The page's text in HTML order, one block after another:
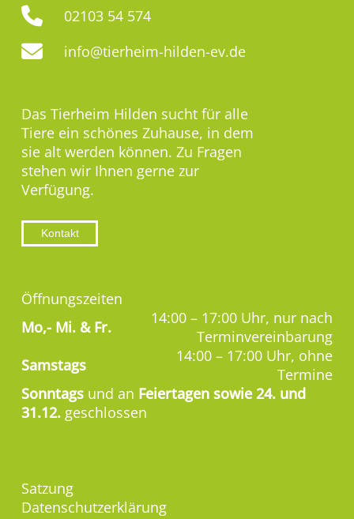
02103 54 574
info@tierheim-hilden-ev.de
Das Tierheim Hilden sucht für alle
Tiere ein schönes Zuhause, in dem
sie alt werden können. Zu Fragen
stehen wir Ihnen gerne zur
Verfügung.
Kontakt
Öffnungszeiten
Mo,- Mi. & Fr.
14:00 – 17:00 Uhr, nur nach
Terminvereinbarung
Samstags
14:00 – 17:00 Uhr, ohne
Termine
Sonntags und an Feiertagen sowie 24. und
31.12. geschlossen
Satzung
Datenschutzerklärung